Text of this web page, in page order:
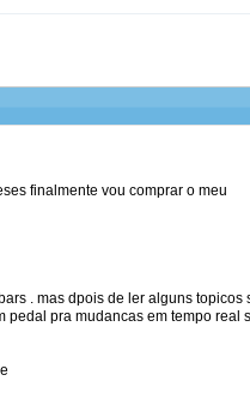
finalmente vou comprar o meu
. mas dpois de ler alguns topicos
pedal pra mudancas em tempo real